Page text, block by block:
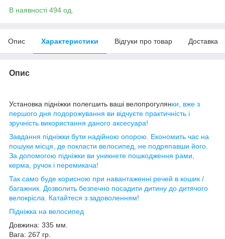
В наявності 494 од.
Опис Характеристики Відгуки про товар Доставка
Опис
Установка підніжки полегшить ваші велопрогулянки,
вже з
першого дня подорожування ви відчуєте практичність і
зручність використання даного аксесуара!
Завдання підніжки бути надійною опорою. Економить час на
пошуки місця, де покласти велосипед, не подряпавши його.
За допомогою підніжки ви уникнете пошкодження рами,
керма, ручок і перемикача!
Так само буде корисною при навантаженні речей в кошик /
багажник. Дозволить безпечно посадити дитину до дитячого
велокрісла. Катайтеся з задоволенням!
Підніжка на велосипед
Довжина: 335 мм.
Вага: 267 гр.